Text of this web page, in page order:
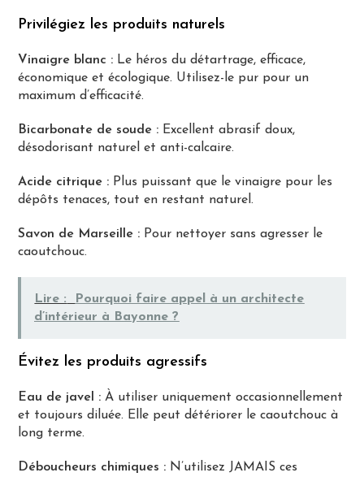
Privilégiez les produits naturels
Vinaigre blanc : Le héros du détartrage, efficace,
économique et écologique. Utilisez-le pur pour un
maximum d’efficacité.
Bicarbonate de soude : Excellent abrasif doux,
désodorisant naturel et anti-calcaire.
Acide citrique : Plus puissant que le vinaigre pour les
dépôts tenaces, tout en restant naturel.
Savon de Marseille : Pour nettoyer sans agresser le
caoutchouc.
Lire :
Pourquoi faire appel à un architecte
d’intérieur à Bayonne ?
Évitez les produits agressifs
Eau de javel : À utiliser uniquement occasionnellement
et toujours diluée. Elle peut détériorer le caoutchouc à
long terme.
Déboucheurs chimiques : N’utilisez JAMAIS ces